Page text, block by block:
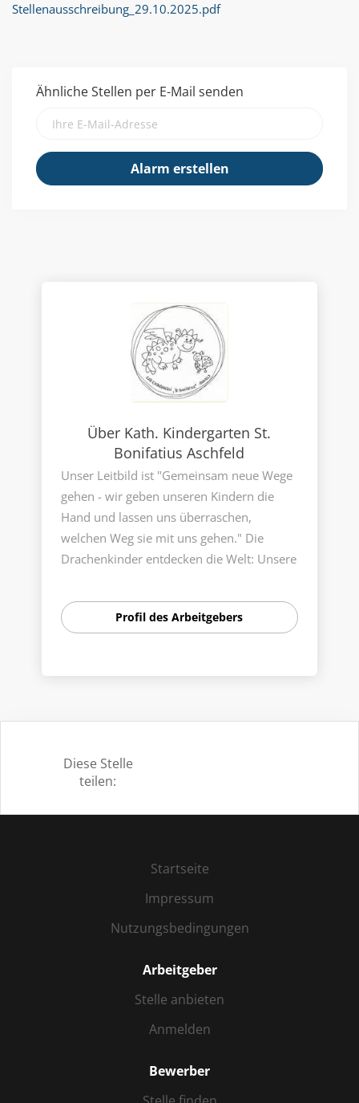
Stellenausschreibung_29.10.2025.pdf
Ähnliche Stellen per E-Mail senden
Über Kath. Kindergarten St.
Bonifatius Aschfeld
Unser Leitbild ist "Gemeinsam neue Wege
gehen - wir geben unseren Kindern die
Hand und lassen uns überraschen,
welchen Weg sie mit uns gehen." Die
Drachenkinder entdecken die Welt: Unsere
Profil des Arbeitgebers
Diese Stelle
teilen:
Startseite
Impressum
Nutzungsbedingungen
Arbeitgeber
Stelle anbieten
Anmelden
Bewerber